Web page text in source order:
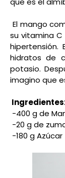
El mango
su vitamina
hipertensión.
hidratos de
potasio.
imagino que
-400 g de
-20 g de
-180 g Azúcar